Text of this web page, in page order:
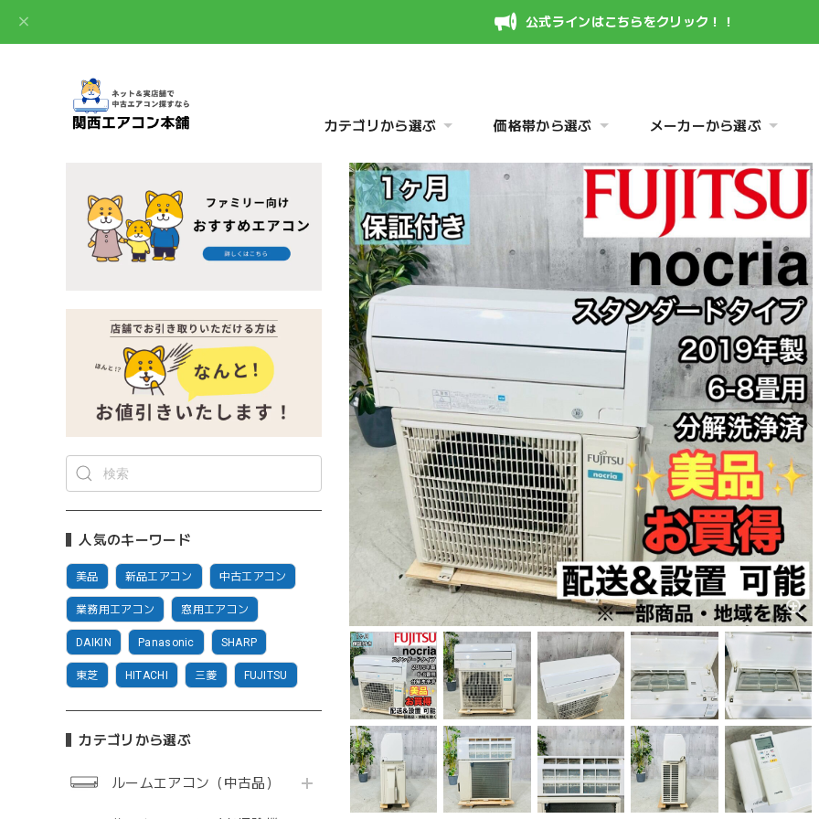
公式ラインはこちらをクリック！！
カテゴリから選ぶ 価格帯から選ぶ メーカーから選ぶ
人気のキーワード
美品 新品エアコン 中古エアコン
業務用エアコン 窓用エアコン
DAIKIN Panasonic SHARP
東芝 HITACHI 三菱 FUJITSU
カテゴリから選ぶ
ルームエアコン（中古品）